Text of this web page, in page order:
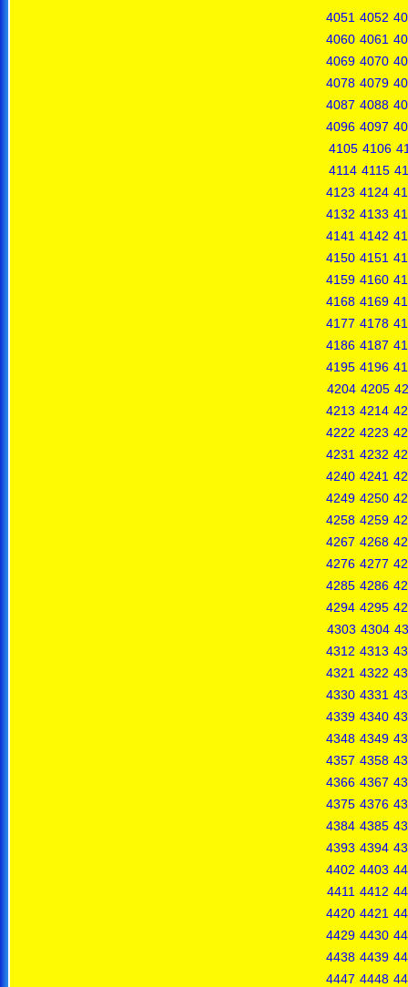
4051 4052
4060 4061
4069 4070
4078 4079
4087 4088
4096 4097
4105 4106
4114 4115
4123 4124
4132 4133
4141 4142
4150 4151
4159 4160
4168 4169
4177 4178
4186 4187
4195 4196
4204 4205
4213 4214
4222 4223
4231 4232
4240 4241
4249 4250
4258 4259
4267 4268
4276 4277
4285 4286
4294 4295
4303 4304
4312 4313
4321 4322
4330 4331
4339 4340
4348 4349
4357 4358
4366 4367
4375 4376
4384 4385
4393 4394
4402 4403
4411 4412
4420 4421
4429 4430
4438 4439
4447 4448